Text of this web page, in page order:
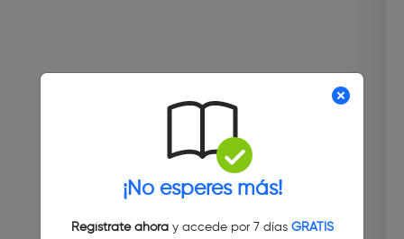
¡No esperes más!
Regístrate ahoray accede por 7 días GRATIS